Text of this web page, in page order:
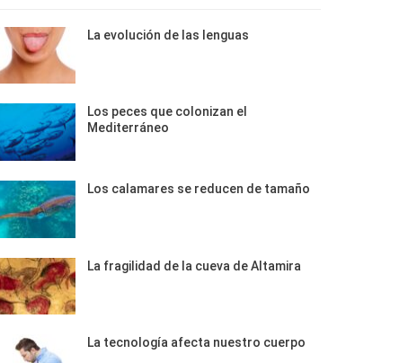
La evolución de las lenguas
Los peces que colonizan el
Mediterráneo
Los calamares se reducen de tamaño
La fragilidad de la cueva de Altamira
La tecnología afecta nuestro cuerpo